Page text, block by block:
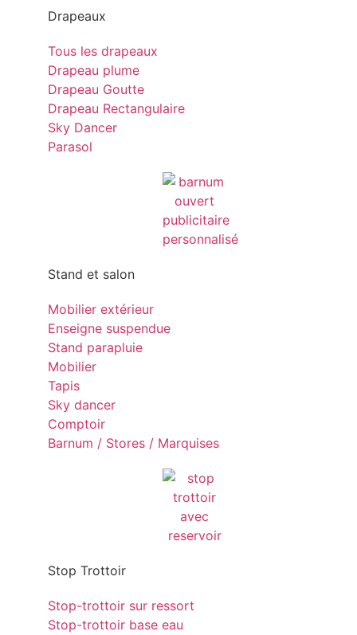
Drapeaux
Tous les drapeaux
Drapeau plume
Drapeau Goutte
Drapeau Rectangulaire
Sky Dancer
Parasol
Stand et salon
Mobilier extérieur
Enseigne suspendue
Stand parapluie
Mobilier
Tapis
Sky dancer
Comptoir
Barnum / Stores / Marquises
Stop Trottoir
Stop-trottoir sur ressort
Stop-trottoir base eau